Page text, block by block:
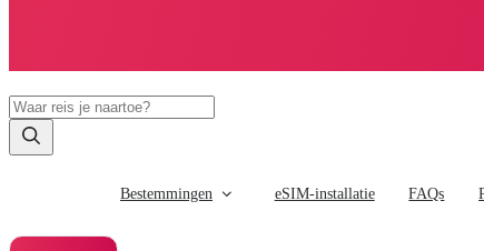
Bestemmingen eSIM-installatie FAQs